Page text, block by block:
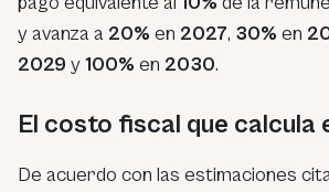
y avanza a 20% en 2027, 30% en
2029 y100% en 2030.
El costo fiscal que calcula
De acuerdo con las estimaciones